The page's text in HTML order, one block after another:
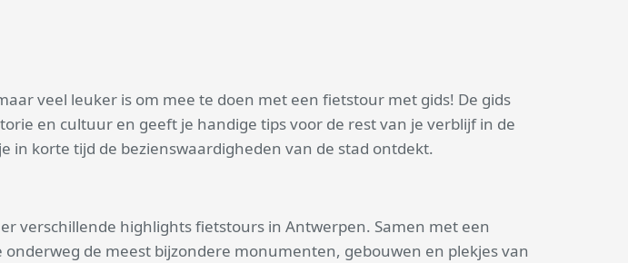
veel leuker is om mee te doen met een fietstour met gids! De gids
en cultuur en geeft je handige tips voor de rest van je verblijf in de
in korte tijd de bezienswaardigheden van de stad ontdekt.
verschillende highlights fietstours in Antwerpen. Samen met een
de meest bijzondere monumenten, gebouwen en plekjes van